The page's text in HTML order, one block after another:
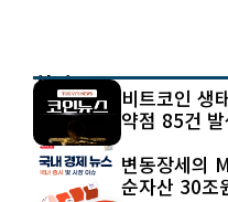
최신 글
비트코인 생
약점 85건
변동장세의
순자산 30조